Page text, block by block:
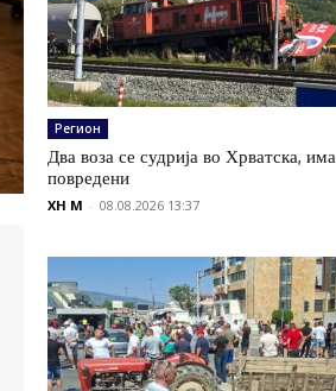
Регион
Два воза се судрија во Хрватска, има
повредени
XH M - 08.08.2026 13:37